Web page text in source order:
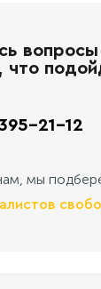
что
21-12
мы